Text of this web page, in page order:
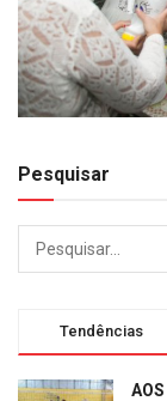
Pesquisar
Tendências